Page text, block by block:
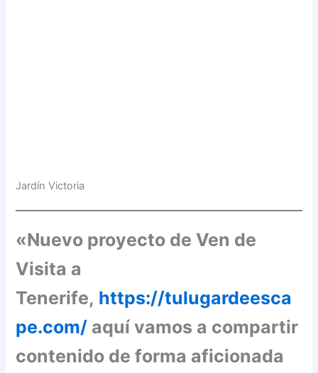
Jardín Victoria
«Nuevo proyecto de Ven de
Visita a
Tenerife, https://tulugardeesca
pe.com/ aquí vamos a compartir
contenido de forma aficionada